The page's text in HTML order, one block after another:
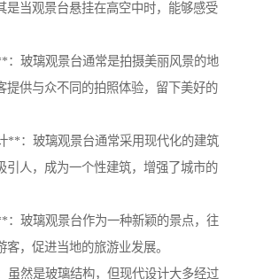
是当观景台悬挂在高空中时，能够感受
：玻璃观景台通常是拍摄美丽风景的地
提供与众不同的拍照体验，留下美好的
**：玻璃观景台通常采用现代化的建筑
引人，成为一个性建筑，增强了城市的
：玻璃观景台作为一种新颖的景点，往
客，促进当地的旅游业发展。
虽然是玻璃结构，但现代设计大多经过